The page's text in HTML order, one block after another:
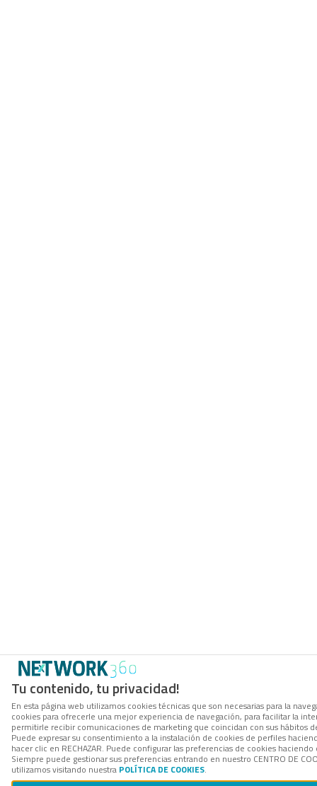
Tu contenido, tu privacidad!
En esta página web utilizamos cookies técnicas que son necesarias para la
cookies para ofrecerle una mejor experiencia de navegación, para facilitar la
permitirle recibir comunicaciones de marketing que coincidan con sus hábitos
Puede expresar su consentimiento a la instalación de cookies de perfiles
hacer clic en RECHAZAR. Puede configurar las preferencias de cookies haciendo
Siempre puede gestionar sus preferencias entrando en nuestro CENTRO DE
utilizamos visitando nuestra POLÍTICA DE COOKIES.